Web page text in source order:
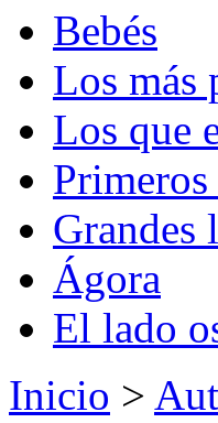
Bebés
Los más
Los que
Grandes
Ágora
El lado
Inicio >